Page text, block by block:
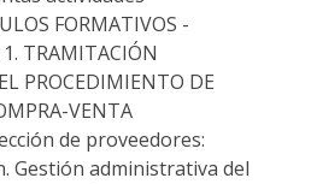
FORMATIVOS -
TRAMITACIÓN
PROCEDIMIENTO DE
VENTA
de proveedores:
Gestión administrativa del